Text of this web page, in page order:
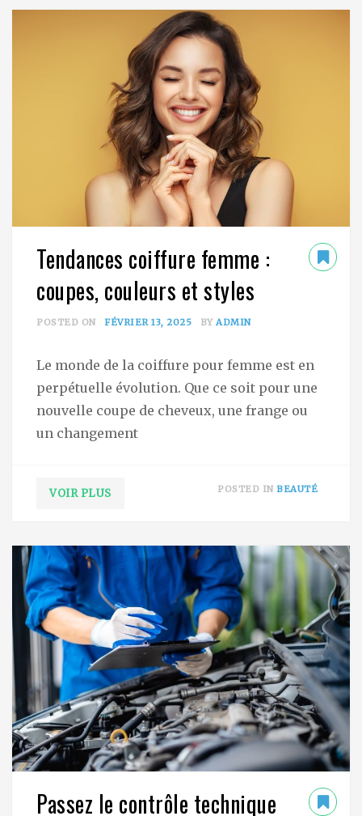
Tendances coiffure femme :
coupes, couleurs et styles
POSTED ON FÉVRIER 13, 2025 BY ADMIN
Le monde de la coiffure pour femme est en
perpétuelle évolution. Que ce soit pour une
nouvelle coupe de cheveux, une frange ou
un changement
VOIR PLUS POSTED IN BEAUTÉ
Passez le contrôle technique